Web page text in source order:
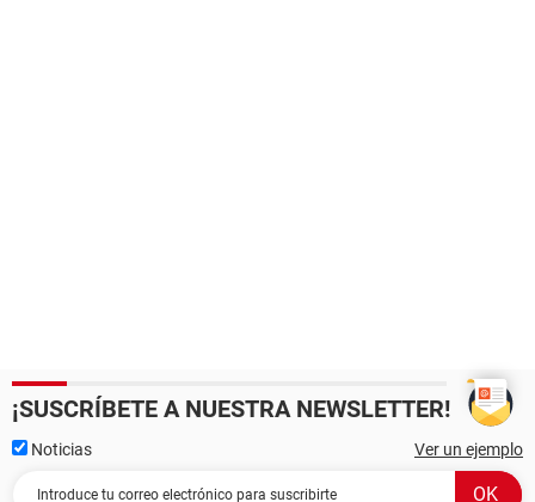
¡SUSCRÍBETE A NUESTRA NEWSLETTER!
Noticias Ver un ejemplo